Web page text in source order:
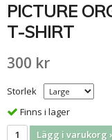
PICTURE
T-SHIRT
300 kr
Storlek
Finns i lager
Lägg i varukorg